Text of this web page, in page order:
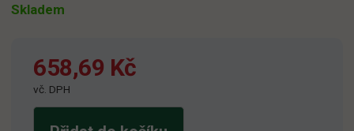
Skladem
658,69 Kč
vč. DPH